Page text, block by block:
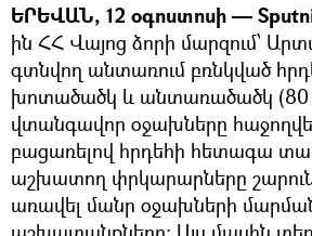
ԵՐԵՎԱՆ, 12 օգոստոսի —
ին ՀՀ Վայոց ձորի մարզում՝
գտնվող անտառում բռնկված
խոտածածկ և անտառածածկ
վտանգավոր օջախները հաջողվել
բացառելով հրդեհի հետագա
աշխատող փրկարարները
առավել մանր օջախների